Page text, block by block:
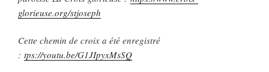
glorieuse.org/stjoseph
Cette chemin de croix a été enregistré
: tps://youtu.be/G1JIpyxMsSQ